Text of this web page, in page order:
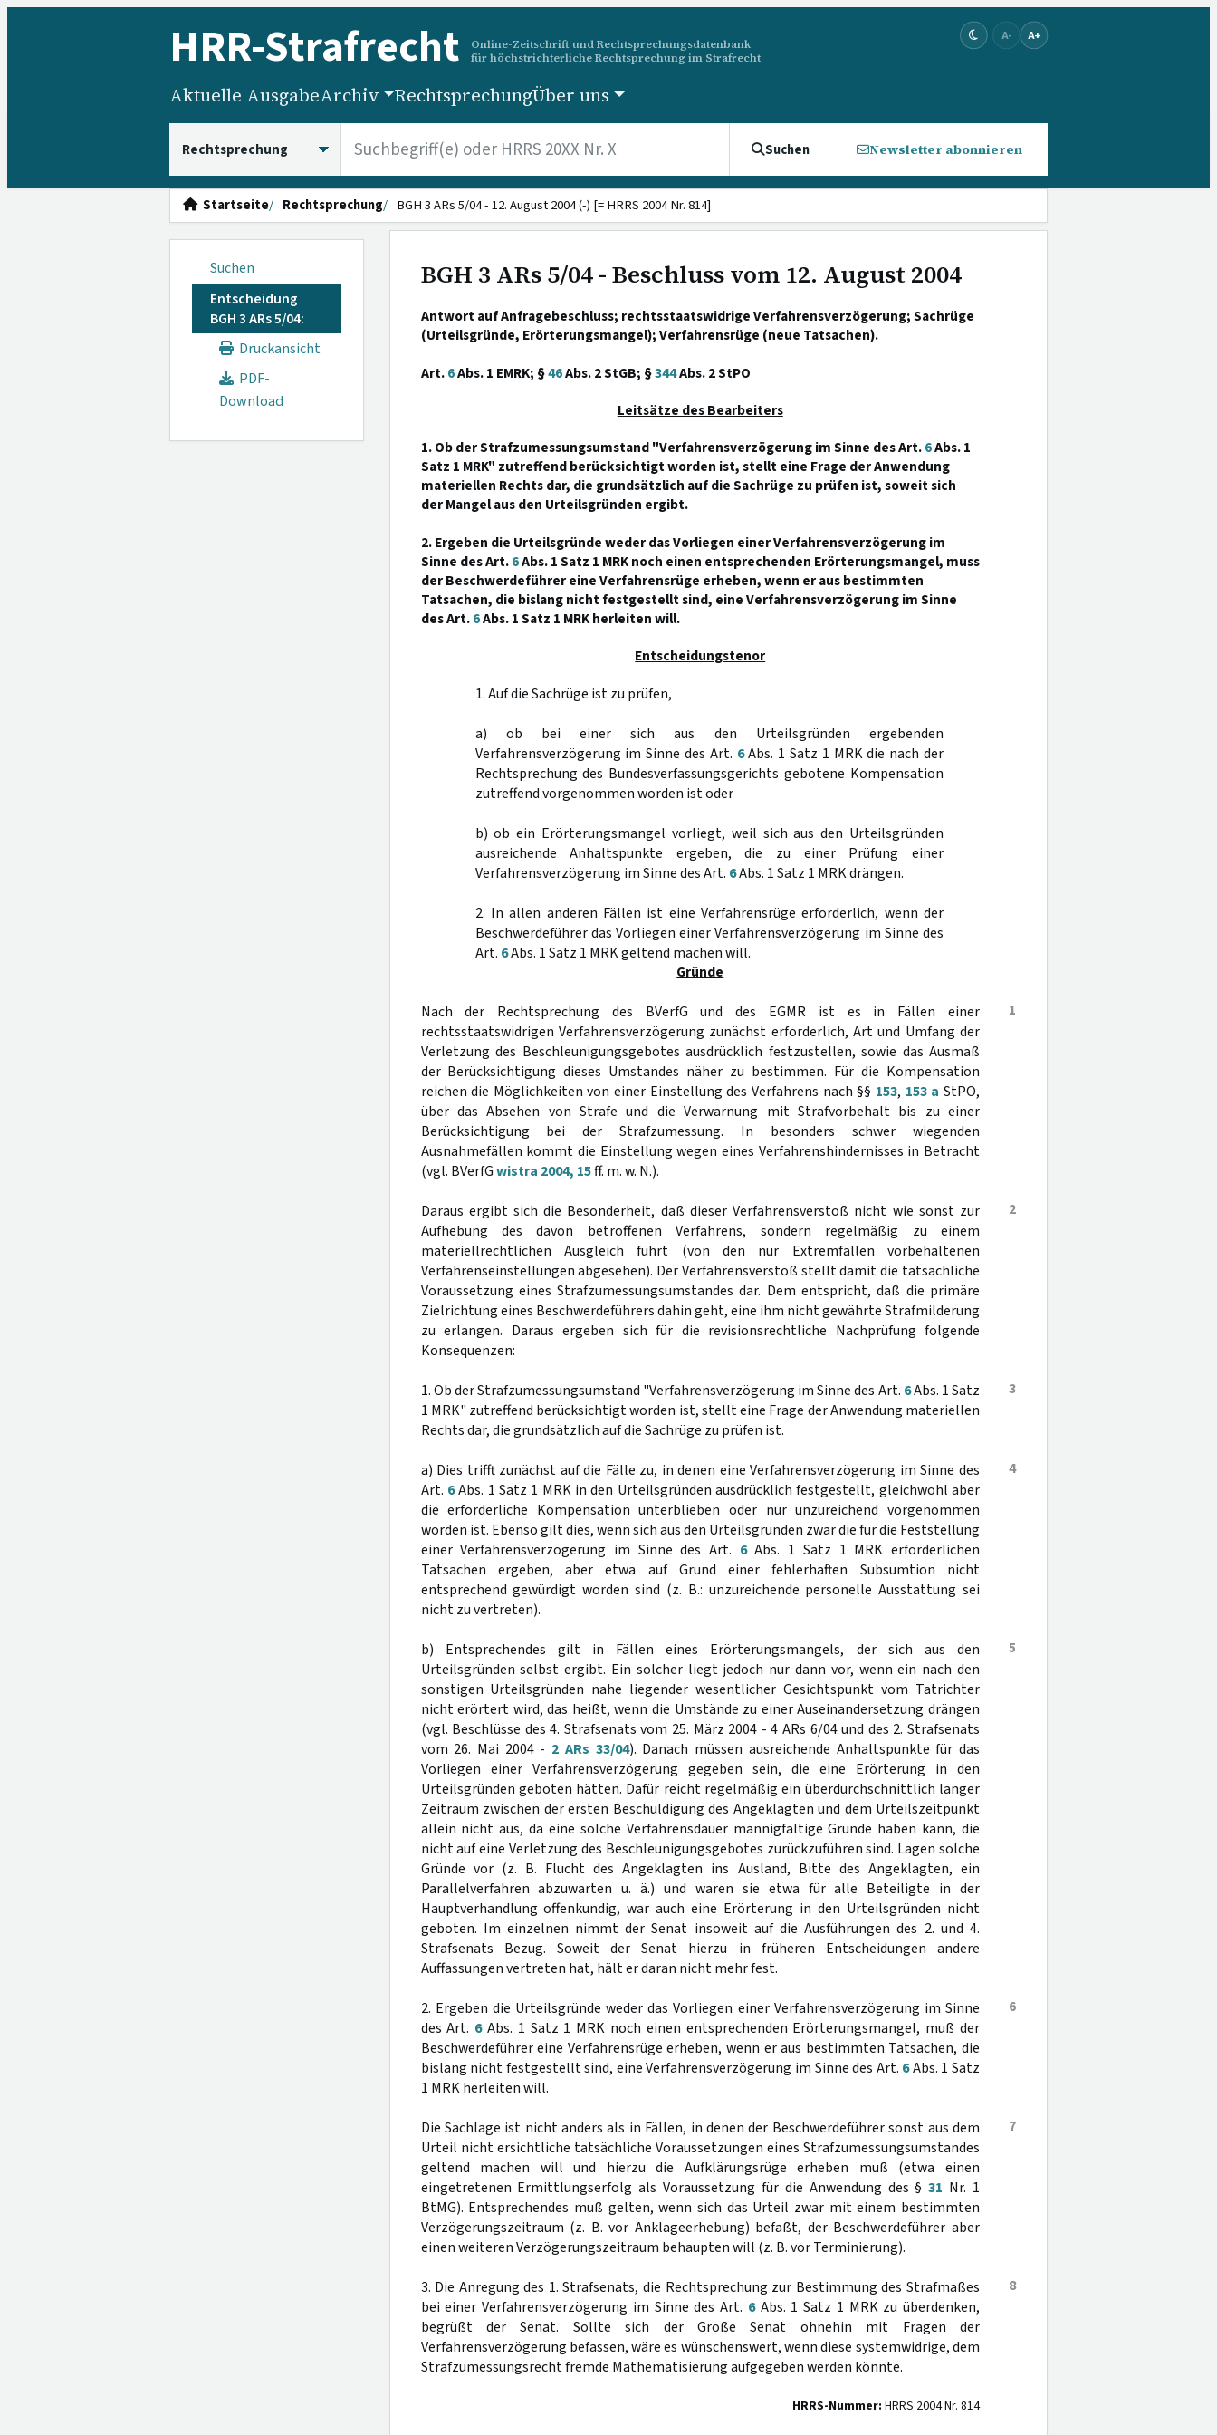
HRR-Strafrecht
Online-Zeitschrift und Rechtsprechungsdatenbank
für höchstrichterliche Rechtsprechung im Strafrecht
A- A+
Aktuelle AusgabeArchiv RechtsprechungÜber uns
Suchen Newsletter abonnieren
Startseite Rechtsprechung BGH 3 ARs 5/04 - 12. August 2004 (-) [= HRRS 2004 Nr. 814]
Suchen
Entscheidung
BGH 3 ARs 5/04:
Druckansicht
PDF-
Download
BGH 3 ARs 5/04 - Beschluss vom 12. August 2004
Antwort auf Anfragebeschluss; rechtsstaatswidrige Verfahrensverzögerung; Sachrüge
(Urteilsgründe, Erörterungsmangel); Verfahrensrüge (neue Tatsachen).
Art.6Abs. 1 EMRK; §46Abs. 2 StGB; §344Abs. 2 StPO
Leitsätze des Bearbeiters
1. Ob der Strafzumessungsumstand "Verfahrensverzögerung im Sinne des Art.6Abs. 1
Satz 1 MRK" zutreffend berücksichtigt worden ist, stellt eine Frage der Anwendung
materiellen Rechts dar, die grundsätzlich auf die Sachrüge zu prüfen ist, soweit sich
der Mangel aus den Urteilsgründen ergibt.
2. Ergeben die Urteilsgründe weder das Vorliegen einer Verfahrensverzögerung im
Sinne des Art.6Abs. 1 Satz 1 MRK noch einen entsprechenden Erörterungsmangel, muss
der Beschwerdeführer eine Verfahrensrüge erheben, wenn er aus bestimmten
Tatsachen, die bislang nicht festgestellt sind, eine Verfahrensverzögerung im Sinne
des Art.6Abs. 1 Satz 1 MRK herleiten will.
Entscheidungstenor
1. Auf die Sachrüge ist zu prüfen,
a) ob bei einer sich aus den Urteilsgründen ergebenden
Verfahrensverzögerung im Sinne des Art. 6Abs. 1 Satz 1 MRK die nach der
Rechtsprechung des Bundesverfassungsgerichts gebotene Kompensation
zutreffend vorgenommen worden ist oder
b) ob ein Erörterungsmangel vorliegt, weil sich aus den Urteilsgründen
ausreichende Anhaltspunkte ergeben, die zu einer Prüfung einer
Verfahrensverzögerung im Sinne des Art. 6Abs. 1 Satz 1 MRK drängen.
2. In allen anderen Fällen ist eine Verfahrensrüge erforderlich, wenn der
Beschwerdeführer das Vorliegen einer Verfahrensverzögerung im Sinne des
Art. 6Abs. 1 Satz 1 MRK geltend machen will.
Gründe
1
Nach der Rechtsprechung des BVerfG und des EGMR ist es in Fällen einer
rechtsstaatswidrigen Verfahrensverzögerung zunächst erforderlich, Art und Umfang der
Verletzung des Beschleunigungsgebotes ausdrücklich festzustellen, sowie das Ausmaß
der Berücksichtigung dieses Umstandes näher zu bestimmen. Für die Kompensation
reichen die Möglichkeiten von einer Einstellung des Verfahrens nach §§ 153, 153 a StPO,
über das Absehen von Strafe und die Verwarnung mit Strafvorbehalt bis zu einer
Berücksichtigung bei der Strafzumessung. In besonders schwer wiegenden
Ausnahmefällen kommt die Einstellung wegen eines Verfahrenshindernisses in Betracht
(vgl. BVerfGwistra 2004, 15ff. m. w. N.).
2
Daraus ergibt sich die Besonderheit, daß dieser Verfahrensverstoß nicht wie sonst zur
Aufhebung des davon betroffenen Verfahrens, sondern regelmäßig zu einem
materiellrechtlichen Ausgleich führt (von den nur Extremfällen vorbehaltenen
Verfahrenseinstellungen abgesehen). Der Verfahrensverstoß stellt damit die tatsächliche
Voraussetzung eines Strafzumessungsumstandes dar. Dem entspricht, daß die primäre
Zielrichtung eines Beschwerdeführers dahin geht, eine ihm nicht gewährte Strafmilderung
zu erlangen. Daraus ergeben sich für die revisionsrechtliche Nachprüfung folgende
Konsequenzen:
3
1. Ob der Strafzumessungsumstand "Verfahrensverzögerung im Sinne des Art. 6Abs. 1 Satz
1 MRK" zutreffend berücksichtigt worden ist, stellt eine Frage der Anwendung materiellen
Rechts dar, die grundsätzlich auf die Sachrüge zu prüfen ist.
4
a) Dies trifft zunächst auf die Fälle zu, in denen eine Verfahrensverzögerung im Sinne des
Art. 6Abs. 1 Satz 1 MRK in den Urteilsgründen ausdrücklich festgestellt, gleichwohl aber
die erforderliche Kompensation unterblieben oder nur unzureichend vorgenommen
worden ist. Ebenso gilt dies, wenn sich aus den Urteilsgründen zwar die für die Feststellung
einer Verfahrensverzögerung im Sinne des Art. 6Abs. 1 Satz 1 MRK erforderlichen
Tatsachen ergeben, aber etwa auf Grund einer fehlerhaften Subsumtion nicht
entsprechend gewürdigt worden sind (z. B.: unzureichende personelle Ausstattung sei
nicht zu vertreten).
5
b) Entsprechendes gilt in Fällen eines Erörterungsmangels, der sich aus den
Urteilsgründen selbst ergibt. Ein solcher liegt jedoch nur dann vor, wenn ein nach den
sonstigen Urteilsgründen nahe liegender wesentlicher Gesichtspunkt vom Tatrichter
nicht erörtert wird, das heißt, wenn die Umstände zu einer Auseinandersetzung drängen
(vgl. Beschlüsse des 4. Strafsenats vom 25. März 2004 - 4 ARs 6/04 und des 2. Strafsenats
vom 26. Mai 2004 - 2 ARs 33/04). Danach müssen ausreichende Anhaltspunkte für das
Vorliegen einer Verfahrensverzögerung gegeben sein, die eine Erörterung in den
Urteilsgründen geboten hätten. Dafür reicht regelmäßig ein überdurchschnittlich langer
Zeitraum zwischen der ersten Beschuldigung des Angeklagten und dem Urteilszeitpunkt
allein nicht aus, da eine solche Verfahrensdauer mannigfaltige Gründe haben kann, die
nicht auf eine Verletzung des Beschleunigungsgebotes zurückzuführen sind. Lagen solche
Gründe vor (z. B. Flucht des Angeklagten ins Ausland, Bitte des Angeklagten, ein
Parallelverfahren abzuwarten u. ä.) und waren sie etwa für alle Beteiligte in der
Hauptverhandlung offenkundig, war auch eine Erörterung in den Urteilsgründen nicht
geboten. Im einzelnen nimmt der Senat insoweit auf die Ausführungen des 2. und 4.
Strafsenats Bezug. Soweit der Senat hierzu in früheren Entscheidungen andere
Auffassungen vertreten hat, hält er daran nicht mehr fest.
6
2. Ergeben die Urteilsgründe weder das Vorliegen einer Verfahrensverzögerung im Sinne
des Art. 6Abs. 1 Satz 1 MRK noch einen entsprechenden Erörterungsmangel, muß der
Beschwerdeführer eine Verfahrensrüge erheben, wenn er aus bestimmten Tatsachen, die
bislang nicht festgestellt sind, eine Verfahrensverzögerung im Sinne des Art. 6Abs. 1 Satz
1 MRK herleiten will.
7
Die Sachlage ist nicht anders als in Fällen, in denen der Beschwerdeführer sonst aus dem
Urteil nicht ersichtliche tatsächliche Voraussetzungen eines Strafzumessungsumstandes
geltend machen will und hierzu die Aufklärungsrüge erheben muß (etwa einen
eingetretenen Ermittlungserfolg als Voraussetzung für die Anwendung des §31 Nr. 1
BtMG). Entsprechendes muß gelten, wenn sich das Urteil zwar mit einem bestimmten
Verzögerungszeitraum (z. B. vor Anklageerhebung) befaßt, der Beschwerdeführer aber
einen weiteren Verzögerungszeitraum behaupten will (z. B. vor Terminierung).
8
3. Die Anregung des 1. Strafsenats, die Rechtsprechung zur Bestimmung des Strafmaßes
bei einer Verfahrensverzögerung im Sinne des Art. 6Abs. 1 Satz 1 MRK zu überdenken,
begrüßt der Senat. Sollte sich der Große Senat ohnehin mit Fragen der
Verfahrensverzögerung befassen, wäre es wünschenswert, wenn diese systemwidrige, dem
Strafzumessungsrecht fremde Mathematisierung aufgegeben werden könnte.
HRRS-Nummer: HRRS 2004 Nr. 814